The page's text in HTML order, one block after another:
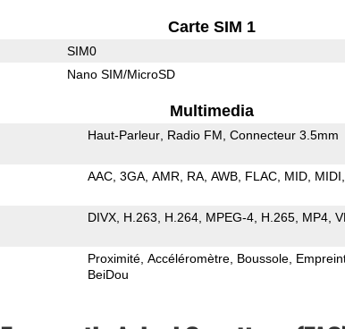
Carte SIM 1
SIM0
Nano SIM/MicroSD
Multimedia
Haut-Parleur Radio FM Connecteur 3.5mm
AAC 3GA AMR RA AWB FLAC MID MIDI
DIVX H.263 H.264 MPEG-4 H.265 MP4
Proximité Accéléromètre Boussole
BeiDou